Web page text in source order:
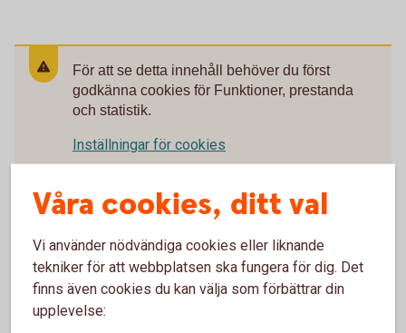
För att se detta innehåll behöver du först
godkänna cookies för Funktioner, prestanda
och statistik.
Inställningar för cookies
Våra cookies, ditt val
Vi använder nödvändiga cookies eller liknande
tekniker för att webbplatsen ska fungera för dig. Det
finns även cookies du kan välja som förbättrar din
upplevelse: